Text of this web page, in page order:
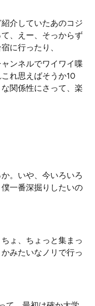
介していたあのコジ
、えー、そっからず
に行ったり、
ンネルでワイワイ喋
れ思えばそうか10
関係性にさって、楽
。いや、今いろいろ
一番深掘りしたいの
ょ、ちょっと集まっ
みたいなノリで行っ